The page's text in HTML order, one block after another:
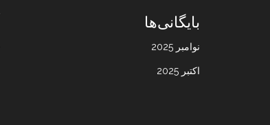
بایگانی‌ها
نوامبر 2025
اکتبر 2025